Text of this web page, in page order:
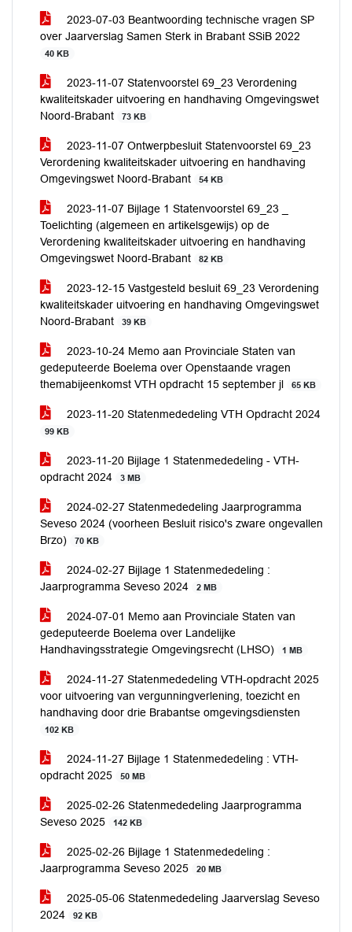
2023-07-03 Beantwoording technische vragen SP
over Jaarverslag Samen Sterk in Brabant SSiB 2022
40 KB
2023-11-07 Statenvoorstel 69_23 Verordening
kwaliteitskader uitvoering en handhaving Omgevingswet
Noord-Brabant
73 KB
2023-11-07 Ontwerpbesluit Statenvoorstel 69_23
Verordening kwaliteitskader uitvoering en handhaving
Omgevingswet Noord-Brabant
54 KB
2023-11-07 Bijlage 1 Statenvoorstel 69_23 _
Toelichting (algemeen en artikelsgewijs) op de
Verordening kwaliteitskader uitvoering en handhaving
Omgevingswet Noord-Brabant
82 KB
2023-12-15 Vastgesteld besluit 69_23 Verordening
kwaliteitskader uitvoering en handhaving Omgevingswet
Noord-Brabant
39 KB
2023-10-24 Memo aan Provinciale Staten van
gedeputeerde Boelema over Openstaande vragen
themabijeenkomst VTH opdracht 15 september jl
65 KB
2023-11-20 Statenmededeling VTH Opdracht 2024
99 KB
2023-11-20 Bijlage 1 Statenmededeling - VTH-
opdracht 2024
3 MB
2024-02-27 Statenmededeling Jaarprogramma
Seveso 2024 (voorheen Besluit risico's zware ongevallen
Brzo)
70 KB
2024-02-27 Bijlage 1 Statenmededeling :
Jaarprogramma Seveso 2024
2 MB
2024-07-01 Memo aan Provinciale Staten van
gedeputeerde Boelema over Landelijke
Handhavingsstrategie Omgevingsrecht (LHSO)
1 MB
2024-11-27 Statenmededeling VTH-opdracht 2025
voor uitvoering van vergunningverlening, toezicht en
handhaving door drie Brabantse omgevingsdiensten
102 KB
2024-11-27 Bijlage 1 Statenmededeling : VTH-
opdracht 2025
50 MB
2025-02-26 Statenmededeling Jaarprogramma
Seveso 2025
142 KB
2025-02-26 Bijlage 1 Statenmededeling :
Jaarprogramma Seveso 2025
20 MB
2025-05-06 Statenmededeling Jaarverslag Seveso
2024
92 KB